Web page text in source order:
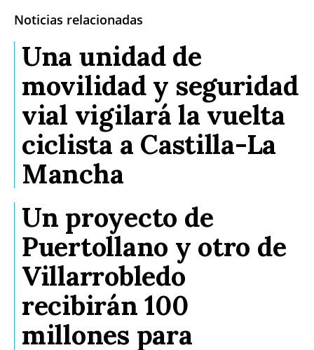
Noticias relacionadas
Una unidad de
movilidad y seguridad
vial vigilará la vuelta
ciclista a Castilla-La
Mancha
Un proyecto de
Puertollano y otro de
Villarrobledo
recibirán 100
millones para